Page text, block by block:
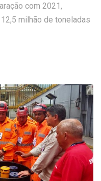
com 2021,
milhão de toneladas